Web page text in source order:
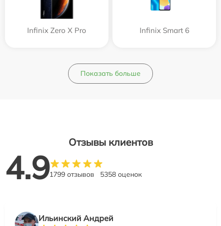
Infinix Zero X Pro Infinix Smart 6
Показать больше
Отзывы клиентов
4.91799 отзывов 5358 оценок
Ильинский Андрей